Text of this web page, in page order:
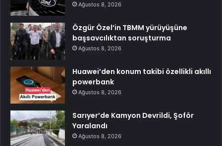
Ağustos 8, 2026
Özgür Özel’in TBMM yürüyüşüne
başsavcılıktan soruşturma
Ağustos 8, 2026
Huawei’den konum takibi özellikli akıllı
powerbank
Ağustos 8, 2026
Sarıyer’de Kamyon Devrildi, Şoför
Yaralandı
Ağustos 8, 2026